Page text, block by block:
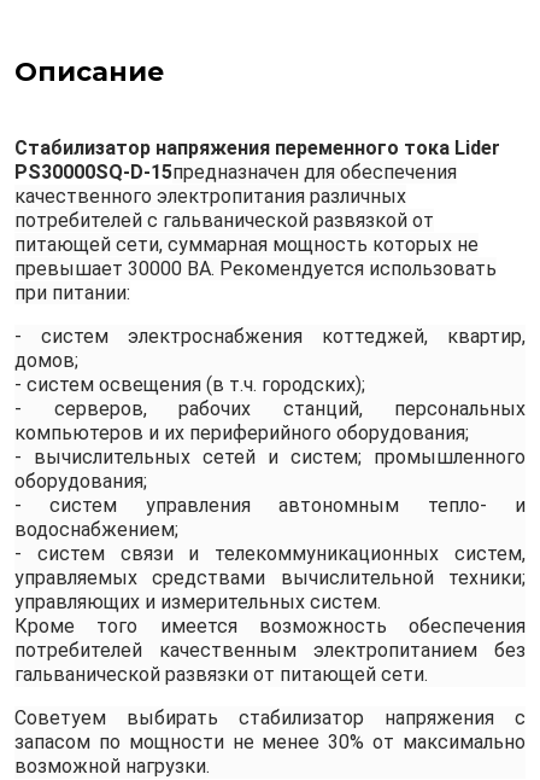
Описание
Стабилизатор напряжения переменного тока Lider
PS30000SQ-D-15предназначен для обеспечения
качественного электропитания различных
потребителей с гальванической развязкой от
питающей сети, суммарная мощность которых не
превышает 30000 ВА. Рекомендуется использовать
при питании:
- систем электроснабжения коттеджей, квартир,
домов;
- систем освещения (в т.ч. городских);
- серверов, рабочих станций, персональных
компьютеров и их периферийного оборудования;
- вычислительных сетей и систем; промышленного
оборудования;
- систем управления автономным тепло- и
водоснабжением;
- систем связи и телекоммуникационных систем,
управляемых средствами вычислительной техники;
управляющих и измерительных систем.
Кроме того имеется возможность обеспечения
потребителей качественным электропитанием без
гальванической развязки от питающей сети.
Советуем выбирать стабилизатор напряжения с
запасом по мощности не менее 30% от максимально
возможной нагрузки.